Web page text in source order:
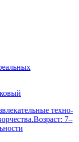
техно-
7–